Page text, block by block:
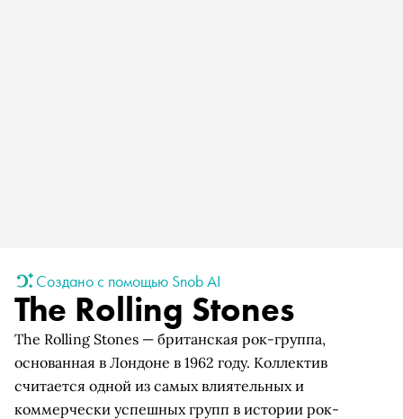
Создано с помощью Snob AI
The Rolling Stones
The Rolling Stones — британская рок-группа,
основанная в Лондоне в 1962 году. Коллектив
считается одной из самых влиятельных и
коммерчески успешных групп в истории рок-